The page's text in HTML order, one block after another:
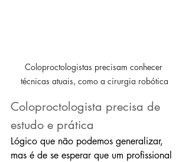
Coloproctologistas precisam conhecer
técnicas atuais, como a cirurgia robótica
Coloproctologista precisa de
estudo e prática
Lógico que não podemos generalizar,
mas é de se esperar que um profissional